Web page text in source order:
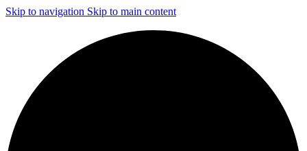
Skip to navigation Skip to main content